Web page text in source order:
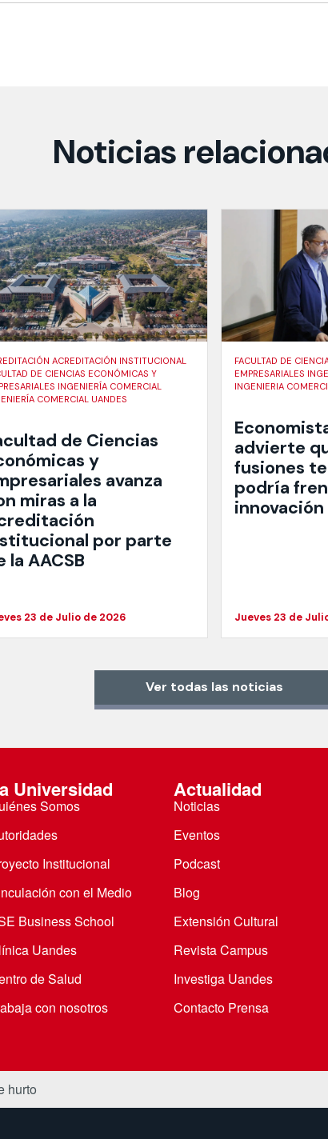
Noticias
ACREDITACIÓN INSTITUCIONAL
DE CIENCIAS ECONÓMICAS Y
INGENIERÍA COMERCIAL
COMERCIAL UANDES
de Ciencias
y
avanza
miras a la
por parte
la AACSB
23 de Julio de 2026
FACULTAD DE
EMPRESARIALES
INGENIERIA
advierte
fusiones
podría
innovación
Jueves 23 de
Ver todas las noticias
Universidad
Somos
Institucional
con el Medio
Business School
Uandes
de Salud
con nosotros
Actualidad
Noticias
Eventos
Podcast
Blog
Extensión Cultural
Revista Campus
Investiga Uandes
Contacto Prensa
hurto